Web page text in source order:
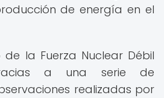
de energía en el
de la Fuerza Nuclear Débil
a una serie de
realizadas por